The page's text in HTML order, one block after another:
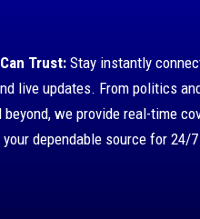
Trust: Stay instantly
live updates. From politics
we provide real-time
dependable source for 24/